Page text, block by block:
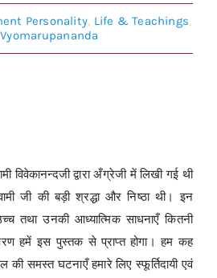
Personality, Life & Teachings,
Vyomarupananda
विवेकानन्दजी द्वारा अँग्रेजी में लिखी गई थी
जी की बड़ी श्रद्धा और निष्ठा थी। इन
तथा उनकी आध्यात्मिक साधनाएँ कितनी
हमें इस पुस्तक से प्राप्त होगा। हम कह
समस्त घटनाएँ हमारे लिए स्फूर्तिदायी एवं